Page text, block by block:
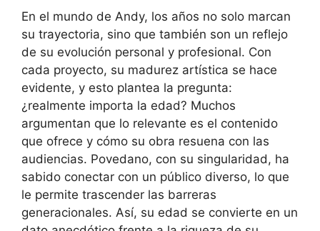
En el mundo de Andy, los años no solo marcan
su trayectoria, sino que también son un reflejo
de su evolución personal y profesional. Con
cada proyecto, su madurez artística se hace
evidente, y esto plantea la pregunta:
¿realmente importa la edad? Muchos
argumentan que lo relevante es el contenido
que ofrece y cómo su obra resuena con las
audiencias. Povedano, con su singularidad, ha
sabido conectar con un público diverso, lo que
le permite trascender las barreras
generacionales. Así, su edad se convierte en un